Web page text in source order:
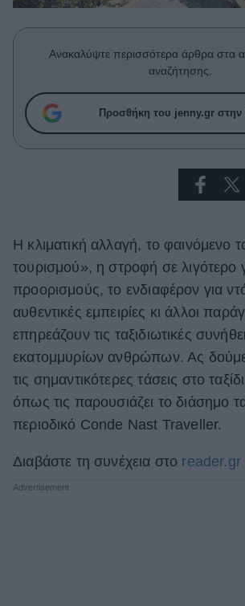
Πρόσωπα
Celebrities
Συνεντεύξεις
Who
Ζώδια
Living
Deco
Cooking
Green
Αφιερώματα
Ανακαλύψτε περισσότερα άρθρα στα
αναζήτησης.
Προσθήκη του jenny.gr στην
Η κλιματική αλλαγή, το φαινόμενο
τουρισμού», η στροφή σε λιγότερο
προορισμούς, το ενδιαφέρον για
αυθεντικές εμπειρίες κι άλλοι
επηρεάζουν τις ταξιδιωτικές
εκατομμυρίων ανθρώπων. Ας
τις σημαντικότερες τάσεις στο
όπως τις παρουσιάζει το διάσημο
περιοδικό Conde Nast Traveller.
Διαβάστε τη συνέχεια στο reader.gr